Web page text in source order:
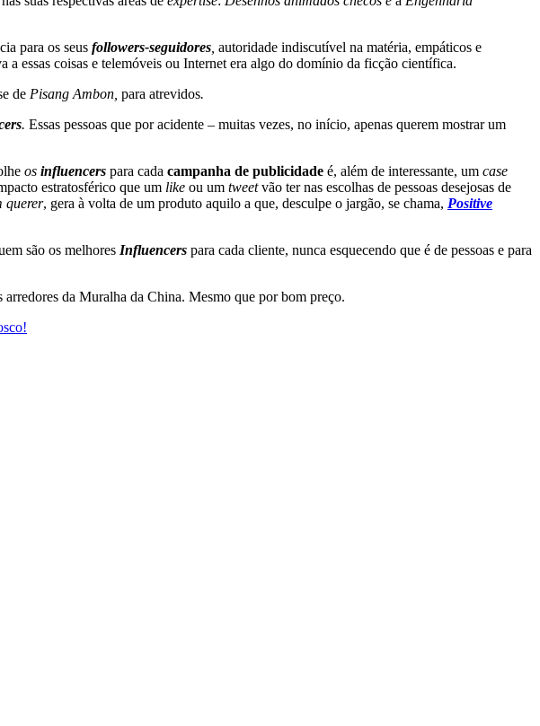
para os seus followers-seguidores autoridade indiscutível na matéria, empáticos e
essas coisas e telemóveis ou Internet era algo do domínio da ficção científica.
de Pisang Ambon, para atrevidos.
. Essas pessoas que por acidente – muitas vezes, no início, apenas querem mostrar um
os influencers para cada campanha de publicidade é, além de interessante, um case
estratosférico que um like ou um tweetvão ter nas escolhas de pessoas desejosas de
querer, gera à volta de um produto aquilo a que, desculpe o jargão, se chama, Positive
são os melhores Influencers para cada cliente, nunca esquecendo que é de pessoas e para
arredores da Muralha da China. Mesmo que por bom preço.